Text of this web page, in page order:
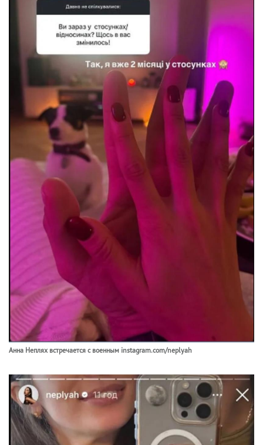
Анна Неплях встречается с военным instagram.com/neplyah